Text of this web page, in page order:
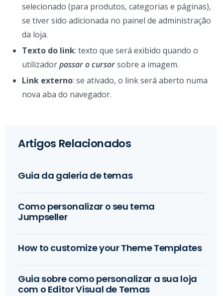
selecionado (para produtos, categorias e páginas),
se tiver sido adicionada no painel de administração
da loja.
Texto do link: texto que será exibido quando o
utilizadorpassar o cursorsobre a imagem.
Link externo: se ativado, o link será aberto numa
nova aba do navegador.
Artigos Relacionados
Guia da galeria de temas
Como personalizar o seu tema
Jumpseller
How to customize your Theme Templates
Guia sobre como personalizar a sua loja
com o Editor Visual de Temas